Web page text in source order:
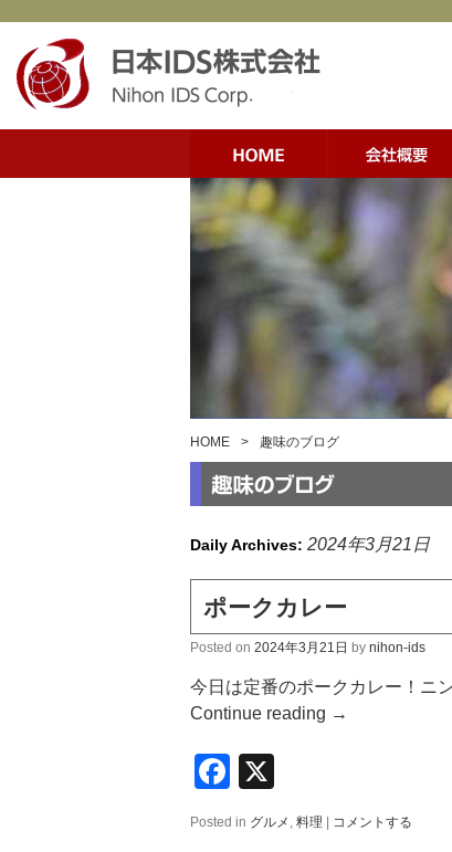
HOME > 趣味のブログ
Daily Archives: 2024年3月21日
ポークカレー
Posted on 2024年3月21日 by nihon-ids
今日は定番のポークカレー！ニ
Continue reading →
Facebook
Posted in グルメ , 料理 コメントする